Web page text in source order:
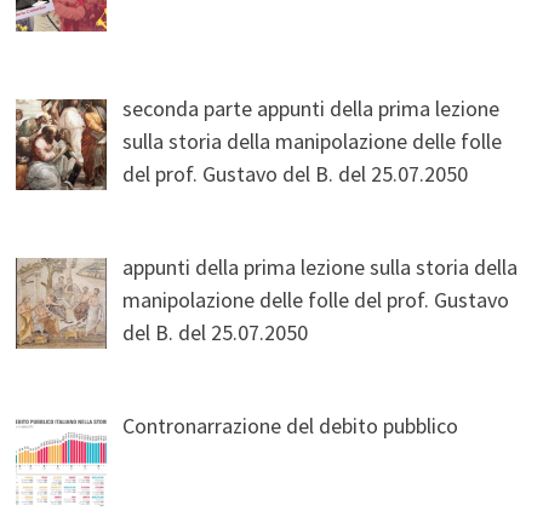
seconda parte appunti della prima lezione
sulla storia della manipolazione delle folle
del prof. Gustavo del B. del 25.07.2050
appunti della prima lezione sulla storia della
manipolazione delle folle del prof. Gustavo
del B. del 25.07.2050
Contronarrazione del debito pubblico